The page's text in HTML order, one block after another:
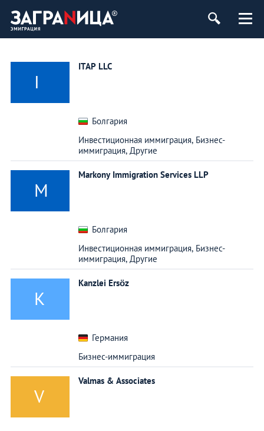
ITAP LLC
I
Болгария
Инвестиционная иммиграция, Бизнес-
иммиграция, Другие
Markony Immigration Services LLP
M
Болгария
Инвестиционная иммиграция, Бизнес-
иммиграция, Другие
Kanzlei Ersöz
K
Германия
Бизнес-иммиграция
Valmas & Associates
V